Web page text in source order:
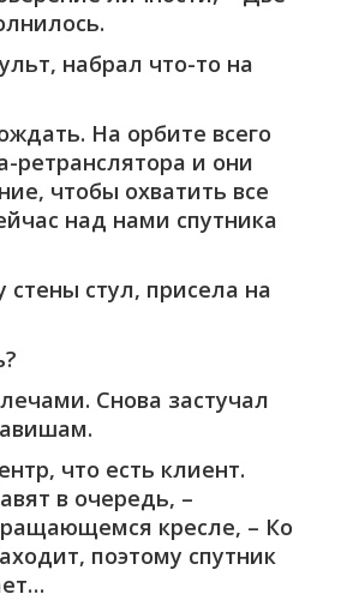
набрал что-то на
На орбите всего
ретранслятора и они
чтобы охватить все
над нами спутника
стены стул, присела на
Снова застучал
что есть клиент.
в очередь, –
кресле, – Ко
поэтому спутник